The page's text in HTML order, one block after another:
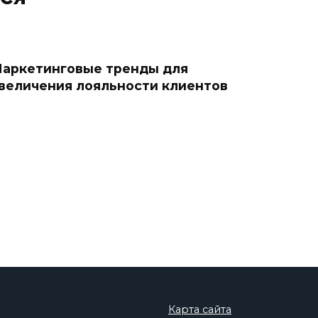
тренды для
лояльности клиентов
Карта сайта